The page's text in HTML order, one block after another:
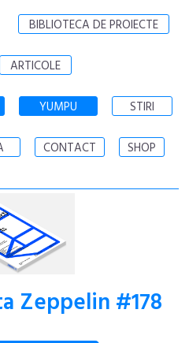
BIBLIOTECA DE PROIECTE
ARTICOLE
YUMPU STIRI
CONTACT SHOP
Zeppelin #178